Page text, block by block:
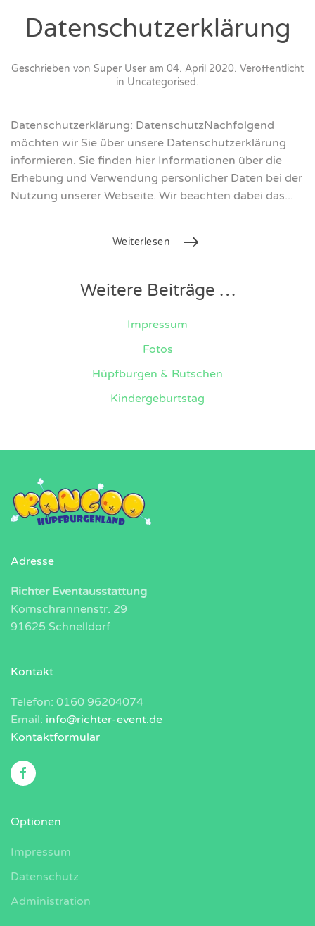
Datenschutzerklärung
Geschrieben von Super User am 04. April 2020. Veröffentlicht
in Uncategorised.
Datenschutzerklärung: DatenschutzNachfolgend
möchten wir Sie über unsere Datenschutzerklärung
informieren. Sie finden hier Informationen über die
Erhebung und Verwendung persönlicher Daten bei der
Nutzung unserer Webseite. Wir beachten dabei das...
Weiterlesen
Weitere Beiträge …
Impressum
Fotos
Hüpfburgen & Rutschen
Kindergeburtstag
Adresse
Richter Eventausstattung
Kornschrannenstr. 29
91625 Schnelldorf
Kontakt
Telefon: 0160 96204074
Email: info@richter-event.de
Kontaktformular
Optionen
Impressum
Datenschutz
Administration